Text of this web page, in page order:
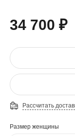
34 700 ₽
Рассчитать
Размер женщины